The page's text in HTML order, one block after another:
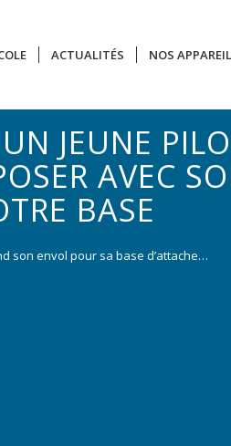
ACTUALITÉS NOS
JEUNE
AVEC
BASE
son envol pour sa base d’attache…